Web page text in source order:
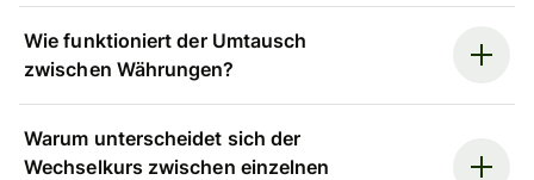
Wie funktioniert der Umtausch
zwischen Währungen?
Warum unterscheidet sich der
Wechselkurs zwischen einzelnen